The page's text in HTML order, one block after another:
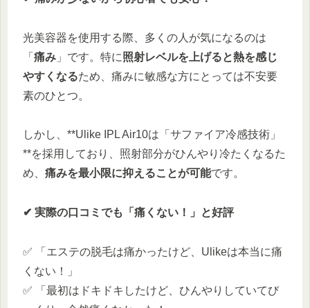
光美容器を使用する際、多くの人が気になるのは
「 痛み 」です。特に照射レベルを上げると熱を感じ
やすくなるため、痛みに敏感な方にとっては不安要
素のひとつ。
しかし、**Ulike IPL Air10は「サファイア冷感技術」
**を採用しており、照射部分がひんやり冷たくなるた
め、 痛みを最小限に抑えることが可能です。
✔ 実際の口コミでも「痛くない！」と好評
✅ 「エステの脱毛は痛かったけど、Ulikeは本当に痛
くない！」
✅ 「最初はドキドキしたけど、ひんやりしていてび